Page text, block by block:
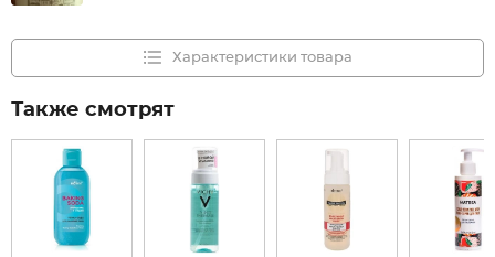
Характеристики товара
Также смотрят